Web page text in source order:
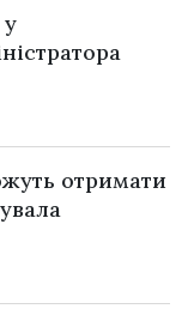
отримати